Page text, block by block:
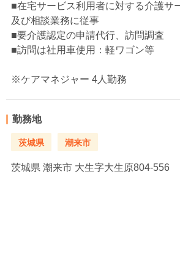
■在宅サービス利用者に対する介護サ
及び相談業務に従事
■要介護認定の申請代行、訪問調査
■訪問は社用車使用：軽ワゴン等
※ケアマネジャー 4人勤務
勤務地
茨城県 潮来市
茨城県 潮来市 大生字大生原804-556